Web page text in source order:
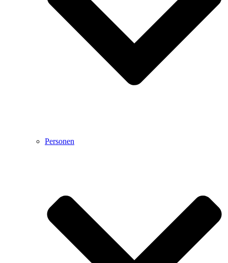
Personen